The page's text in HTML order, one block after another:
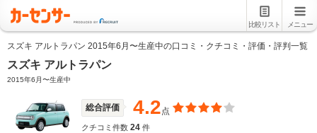
比較リスト メニュー
スズキ アルトラパン 2015年6月〜生産中の口コミ・クチコミ・評価・評判一覧
スズキ アルトラパン
2015年6月〜生産中
総合評価 4.2点
クチコミ件数 24 件